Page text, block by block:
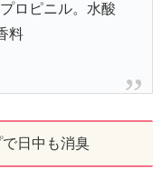
ロピニル。水酸
料
日中も消臭